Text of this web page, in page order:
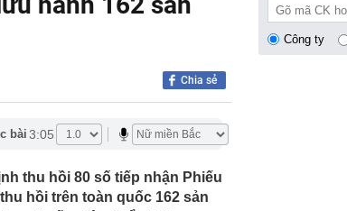
sau được ngân hàng
tài khoản của công ty bảo
nhiều vùng biển sóng
Chia sẻ
bài 3:05
thu hồi 80 số tiếp nhận Phiếu
hồi trên toàn quốc 162 sản
Công ty